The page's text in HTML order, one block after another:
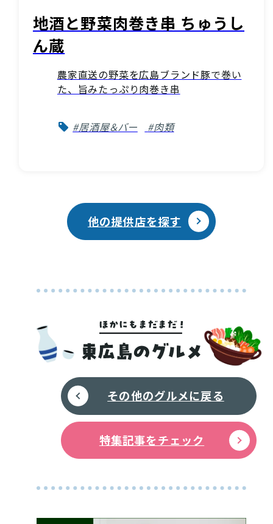
地酒と野菜肉巻き串 ちゅうし
ん蔵
農家直送の野菜を広島ブランド豚で巻い
た、旨みたっぷり肉巻き串
#居酒屋＆バー #肉類
他の提供店を探す
その他のグルメに戻る
特集記事をチェック